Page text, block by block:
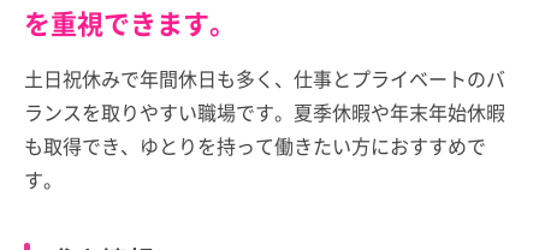
を重視できます。
土日祝休みで年間休日も多く、仕事とプライベートのバ
ランスを取りやすい職場です。夏季休暇や年末年始休暇
も取得でき、ゆとりを持って働きたい方におすすめで
す。